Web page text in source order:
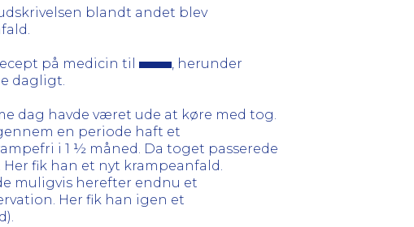
blandt andet blev
på medicin til
, herunder
dagligt.
dag havde været ude at køre med tog.
en periode haft et
i 1 ½ måned. Da toget passerede
fik han et nyt krampeanfald.
muligvis herefter endnu et
Her fik han igen et